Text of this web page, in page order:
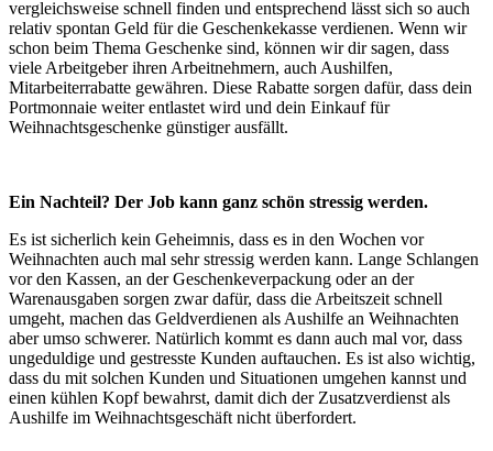
vergleichsweise schnell finden und entsprechend lässt sich so auch
relativ spontan Geld für die Geschenkekasse verdienen. Wenn wir
schon beim Thema Geschenke sind, können wir dir sagen, dass
viele Arbeitgeber ihren Arbeitnehmern, auch Aushilfen,
Mitarbeiterrabatte gewähren. Diese Rabatte sorgen dafür, dass dein
Portmonnaie weiter entlastet wird und dein Einkauf für
Weihnachtsgeschenke günstiger ausfällt.
Ein Nachteil? Der Job kann ganz schön stressig werden.
Es ist sicherlich kein Geheimnis, dass es in den Wochen vor
Weihnachten auch mal sehr stressig werden kann. Lange Schlangen
vor den Kassen, an der Geschenkeverpackung oder an der
Warenausgaben sorgen zwar dafür, dass die Arbeitszeit schnell
umgeht, machen das Geldverdienen als Aushilfe an Weihnachten
aber umso schwerer. Natürlich kommt es dann auch mal vor, dass
ungeduldige und gestresste Kunden auftauchen. Es ist also wichtig,
dass du mit solchen Kunden und Situationen umgehen kannst und
einen kühlen Kopf bewahrst, damit dich der Zusatzverdienst als
Aushilfe im Weihnachtsgeschäft nicht überfordert.